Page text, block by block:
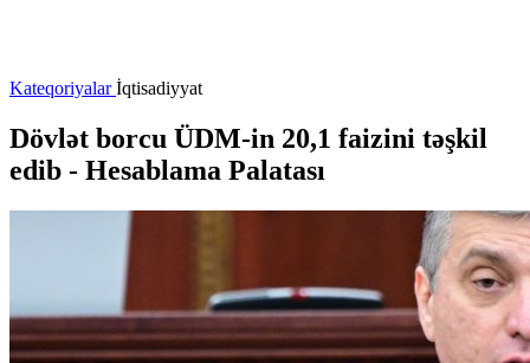
Kateqoriyalarİqtisadiyyat
Dövlət borcu ÜDM-in 20,1 faizini təşkil
edib - Hesablama Palatası